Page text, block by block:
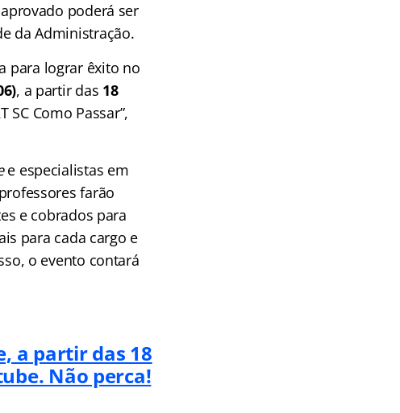
poderá ser
da Administração.
para lograr êxito no
, a partir das 18
SC Como Passar”,
e especialistas em
farão
e cobrados para
para cada cargo e
o evento contará
a partir das 18
Não perca!